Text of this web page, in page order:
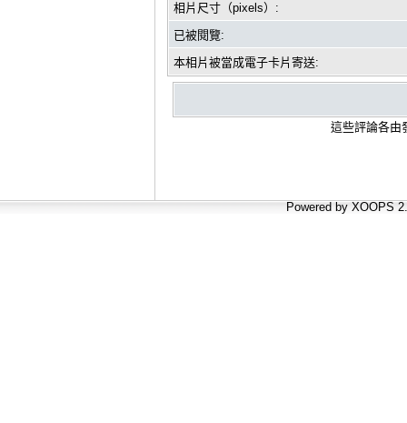
相片尺寸（pixels）:
已被閱覽:
本相片被當成電子卡片寄送:
這些評論各由
Powered by XOOPS